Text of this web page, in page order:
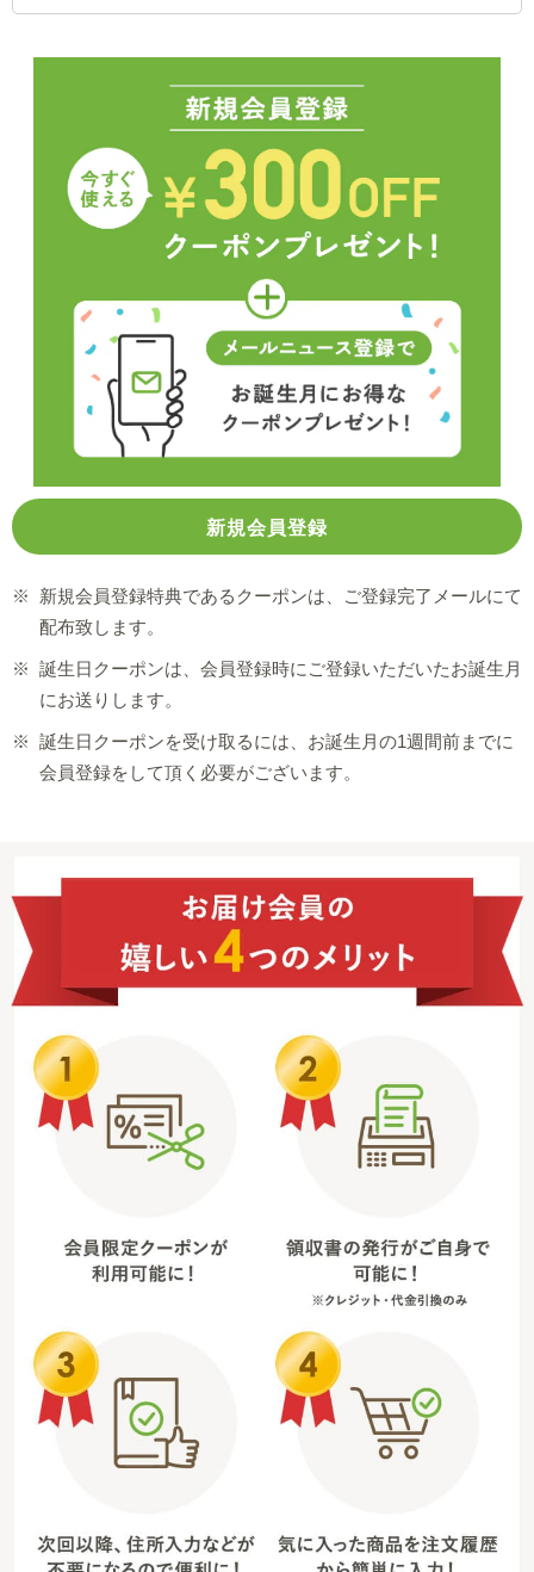
※
新規会員登録特典であるクーポンは、ご登録完了メールにて
配布致します。
※ 誕生日クーポンは、会員登録時にご登録いただいたお誕生月
にお送りします。
※ 誕生日クーポンを受け取るには、お誕生月の1週間前までに
会員登録をして頂く必要がございます。